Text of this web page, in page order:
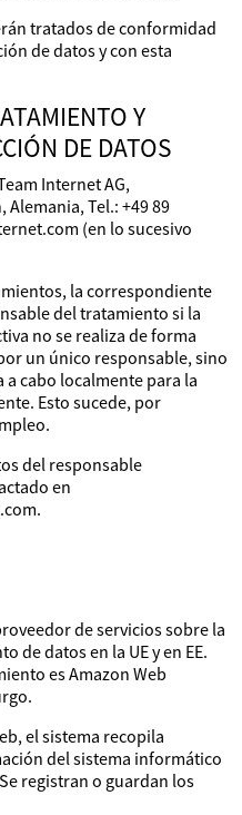
tratados de conformidad
de datos y con esta
Y
DE DATOS
Internet AG,
Tel.: +49 89
(en lo sucesivo
la correspondiente
del tratamiento si la
no se realiza de forma
un único responsable, sino
cabo localmente para la
Esto sucede, por
del responsable
en
de servicios sobre la
de datos en la UE y en EE.
es Amazon Web
el sistema recopila
del sistema informático
registran o guardan los